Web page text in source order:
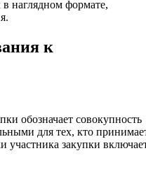
в наглядном формате,
к
обозначает совокупность
для тех, кто
участника закупки